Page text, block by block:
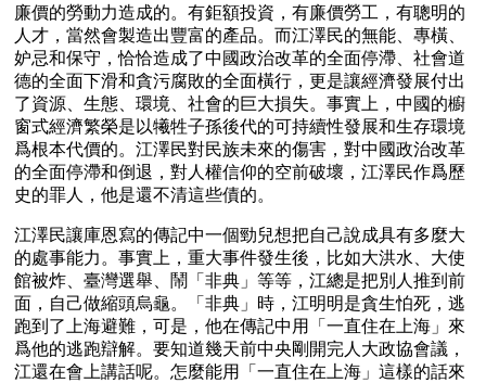
廉價的勞動力造成的。有鉅額投資，有廉價勞工，有聰明的
人才，當然會製造出豐富的產品。而江澤民的無能、專橫、
妒忌和保守，恰恰造成了中國政治改革的全面停滯、社會道
德的全面下滑和貪污腐敗的全面橫行，更是讓經濟發展付出
了資源、生態、環境、社會的巨大損失。事實上，中國的櫥
窗式經濟繁榮是以犧牲子孫後代的可持續性發展和生存環境
爲根本代價的。江澤民對民族未來的傷害，對中國政治改革
的全面停滯和倒退，對人權信仰的空前破壞，江澤民作爲歷
史的罪人，他是還不清這些債的。
江澤民讓庫恩寫的傳記中一個勁兒想把自己說成具有多麼大
的處事能力。事實上，重大事件發生後，比如大洪水、大使
館被炸、臺灣選舉、鬧「非典」等等，江總是把別人推到前
面，自己做縮頭烏龜。「非典」時，江明明是貪生怕死，逃
跑到了上海避難，可是，他在傳記中用「一直住在上海」來
爲他的逃跑辯解。要知道幾天前中央剛開完人大政協會議，
江還在會上講話呢。怎麼能用「一直住在上海」這樣的話來